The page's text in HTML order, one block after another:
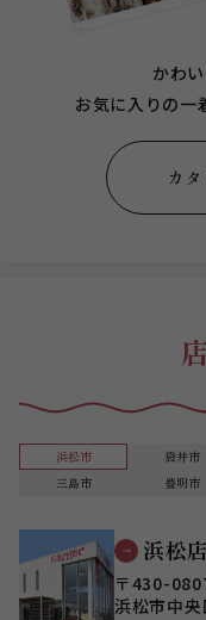
かわ
お気に入りの一
カ
浜松市 袋井市
三島市
豊明市
浜松店
〒430-
浜松市中